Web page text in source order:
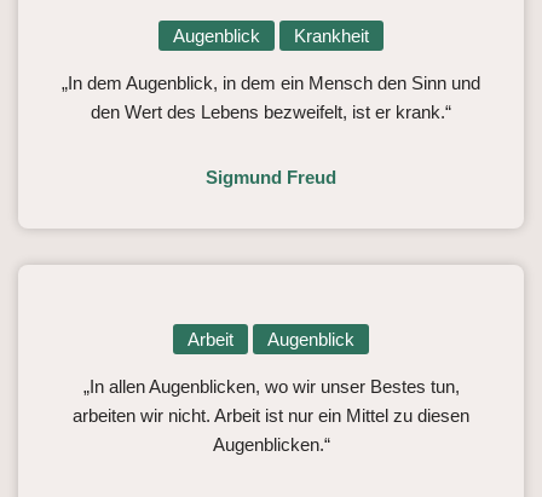
Augenblick Krankheit
„In dem Augenblick, in dem ein Mensch den Sinn und
den Wert des Lebens bezweifelt, ist er krank.“
Sigmund Freud
Arbeit Augenblick
„In allen Augenblicken, wo wir unser Bestes tun,
arbeiten wir nicht. Arbeit ist nur ein Mittel zu diesen
Augenblicken.“